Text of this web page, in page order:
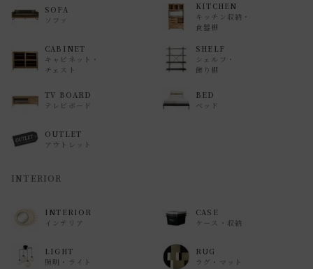
SOFA
ソファ
KITCHEN
キッチン収納・
食器棚
CABINET
キャビネット・
チェスト
SHELF
シェルフ・
飾り棚
TV BOARD
テレビボード
BED
ベッド
OUTLET
アウトレット
INTERIOR
INTERIOR
インテリア
CASE
ケース・収納
LIGHT
照明・ライト
RUG
ラグ・マット